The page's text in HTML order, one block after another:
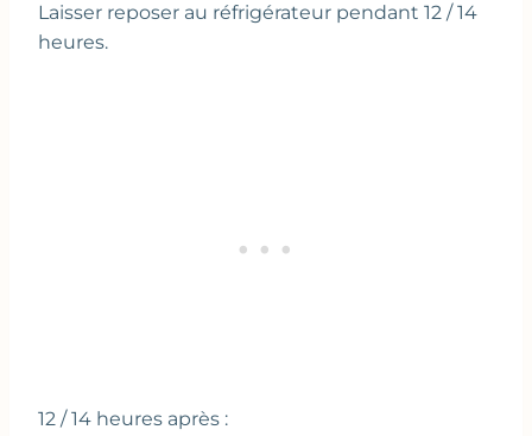
Laisser reposer au réfrigérateur pendant 12 / 14
heures.
12 / 14 heures après :